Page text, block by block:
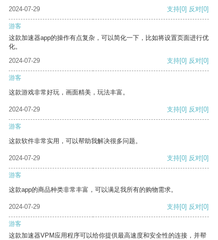
2024-07-29 支持[0] 反对[0]
游客
这款加速器app的操作有点复杂，可以简化一下，比如将设置页面进行优
化。
2024-07-29
支持[0] 反对[0]
游客
这款游戏非常好玩，画面精美，玩法丰富。
2024-07-29 支持[0] 反对[0]
游客
这款软件非常实用，可以帮助我解决很多问题。
2024-07-29 支持[0] 反对[0]
游客
这款app的商品种类非常丰富，可以满足我所有的购物需求。
2024-07-29 支持[0] 反对[0]
游客
这款加速器VPM应用程序可以给你提供最高速度和安全性的连接，并帮